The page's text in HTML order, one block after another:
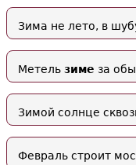
Зима не лето, в
Метель зиме за
Зимой солнце
Февраль строит